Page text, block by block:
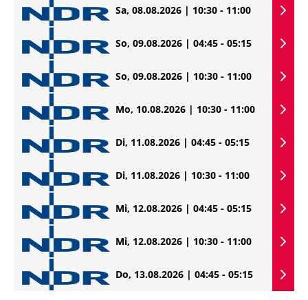
Sa, 08.08.2026 | 10:30 - 11:00
So, 09.08.2026 | 04:45 - 05:15
So, 09.08.2026 | 10:30 - 11:00
Mo, 10.08.2026 | 10:30 - 11:00
Di, 11.08.2026 | 04:45 - 05:15
Di, 11.08.2026 | 10:30 - 11:00
Mi, 12.08.2026 | 04:45 - 05:15
Mi, 12.08.2026 | 10:30 - 11:00
Do, 13.08.2026 | 04:45 - 05:15